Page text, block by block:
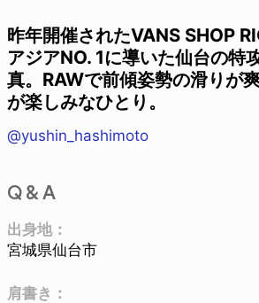
昨年開催されたVANS SHOP
アジアNO. 1に導いた仙台の特
真。RAWで前傾姿勢の滑りが
が楽しみなひとり。
@yushin_hashimoto
Q & A
出身地：
宮城県仙台市
肩書き：